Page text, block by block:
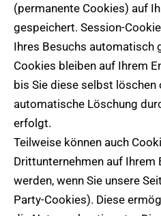
(permanente Cookies) auf
gespeichert. Session-
Ihres Besuchs automatisch
Cookies bleiben auf Ihrem
bis Sie diese selbst löschen
automatische Löschung
erfolgt.
Teilweise können auch
Drittunternehmen auf Ihrem
werden, wenn Sie unsere
Party-Cookies). Diese